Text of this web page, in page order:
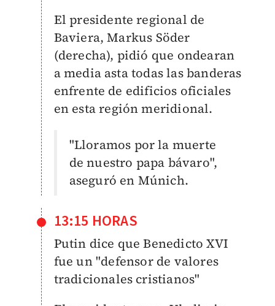
El presidente regional de
Baviera, Markus Söder
(derecha), pidió que ondearan
a media asta todas las banderas
enfrente de edificios oficiales
en esta región meridional.
"Lloramos por la muerte
de nuestro papa bávaro",
aseguró en Múnich.
13:15 HORAS
Putin dice que Benedicto XVI
fueun "defensor de valores
tradicionales cristianos"